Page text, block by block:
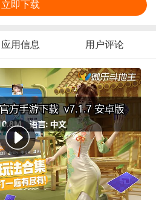
立即下载
应用信息 用户评论